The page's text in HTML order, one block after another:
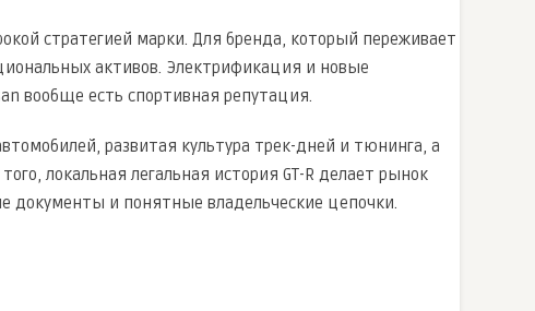
стратегией марки. Для бренда, который переживает
активов. Электрификация и новые
вообще есть спортивная репутация.
развитая культура трек-дней и тюнинга, а
локальная легальная история GT-R делает рынок
и понятные владельческие цепочки.